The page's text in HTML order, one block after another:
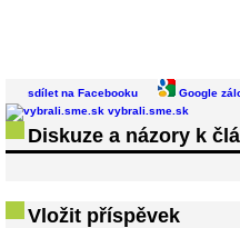
sdílet na Facebooku Google
vybrali.sme.sk
Diskuze a názory k
Vložit příspěvek